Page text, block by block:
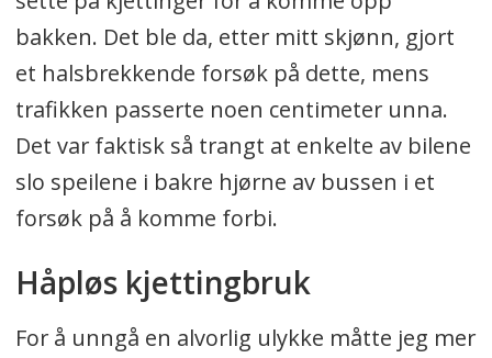
bakken. Det ble da, etter mitt skjønn, gjort
et halsbrekkende forsøk på dette, mens
trafikken passerte noen centimeter unna.
Det var faktisk så trangt at enkelte av bilene
slo speilene i bakre hjørne av bussen i et
forsøk på å komme forbi.
Håpløs kjettingbruk
For å unngå en alvorlig ulykke måtte jeg mer